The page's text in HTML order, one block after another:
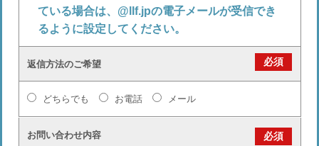
ている場合は、@llf.jpの電子メールが受信でき
るように設定してください。
返信方法のご希望 必須
どちらでも お電話 メール
お問い合わせ内容
必須